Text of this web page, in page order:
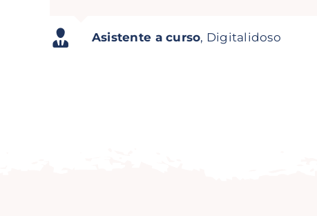
Asistente a curso, Digitalidoso
Pedro N. Rodriguez Director
Jorge García Orejana Regional